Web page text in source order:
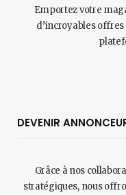
Emportez votre
d’incroyables
DEVENIR
Grâce à nos
stratégiques, nous